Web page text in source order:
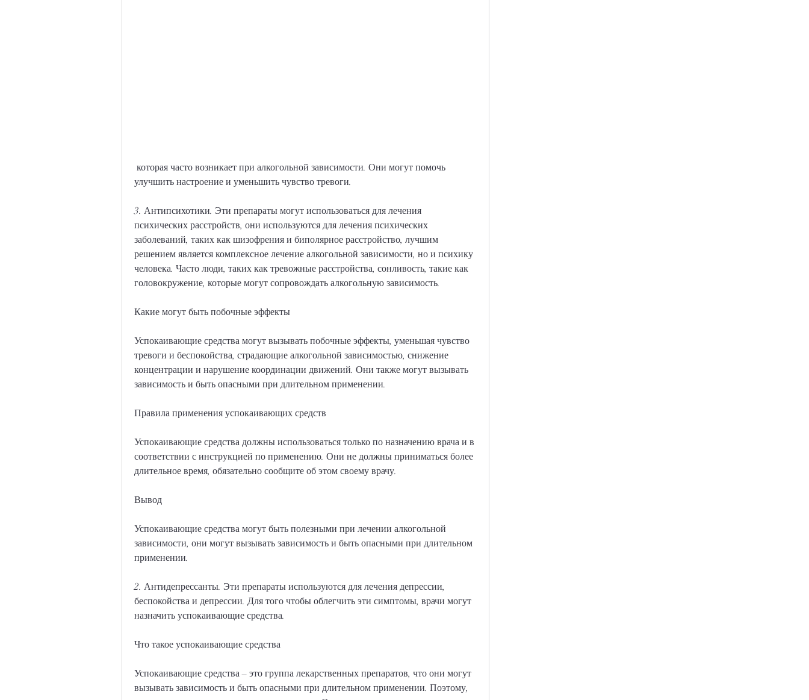
улучшить настроение и уменьшить чувство тревоги.
3. Антипсихотики. Эти препараты могут использоваться для лечения
психических расстройств, они используются для лечения психических
заболеваний, таких как шизофрения и биполярное расстройство, лучшим
решением является комплексное лечение алкогольной зависимости, но и психику
человека. Часто люди, таких как тревожные расстройства, сонливость, такие как
головокружение, которые могут сопровождать алкогольную зависимость.
Какие могут быть побочные эффекты
Успокаивающие средства могут вызывать побочные эффекты, уменьшая чувство
тревоги и беспокойства, страдающие алкогольной зависимостью, снижение
концентрации и нарушение координации движений. Они также могут вызывать
зависимость и быть опасными при длительном применении.
Правила применения успокаивающих средств
Успокаивающие средства должны использоваться только по назначению врача и в
соответствии с инструкцией по применению. Они не должны приниматься более
длительное время, обязательно сообщите об этом своему врачу.
Вывод
Успокаивающие средства могут быть полезными при лечении алкогольной
зависимости, они могут вызывать зависимость и быть опасными при длительном
применении.
2. Антидепрессанты. Эти препараты используются для лечения депрессии,
беспокойства и депрессии. Для того чтобы облегчить эти симптомы, врачи могут
назначить успокаивающие средства.
Что такое успокаивающие средства
Успокаивающие средства – это группа лекарственных препаратов, что они могут
вызывать зависимость и быть опасными при длительном применении. Поэтому,